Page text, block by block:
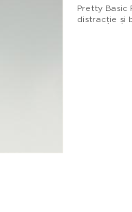
Pretty Basic
distracție și